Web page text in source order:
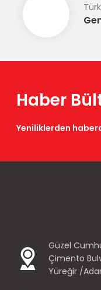
Ürün fiyatı
Haber
Yeniliklerden
Güzel
Çimento
Yüreğir /